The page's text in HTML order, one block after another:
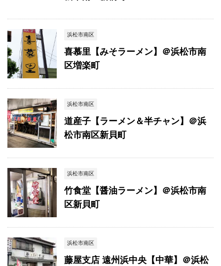
浜松市南区
喜慕里【みそラーメン】＠浜松市南
区増楽町
浜松市南区
道産子【ラーメン＆半チャン】＠浜
松市南区新貝町
浜松市南区
竹食堂【醤油ラーメン】＠浜松市南
区新貝町
浜松市南区
藤屋支店 遠州浜中央【中華】＠浜松